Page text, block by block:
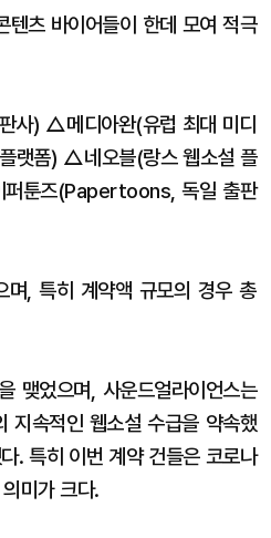
텐츠 바이어들이 한데 모여 적극
사) △메디아완(유럽 최대 미디
랫폼) △네오블(랑스 웹소설 플
툰즈(Papertoons, 독일 출판
, 특히 계약액 규모의 경우 총
맺었으며, 사운드얼라이언스는
속적인 웹소설 수급을 약속했
. 특히 이번 계약 건들은 코로나
미가 크다.